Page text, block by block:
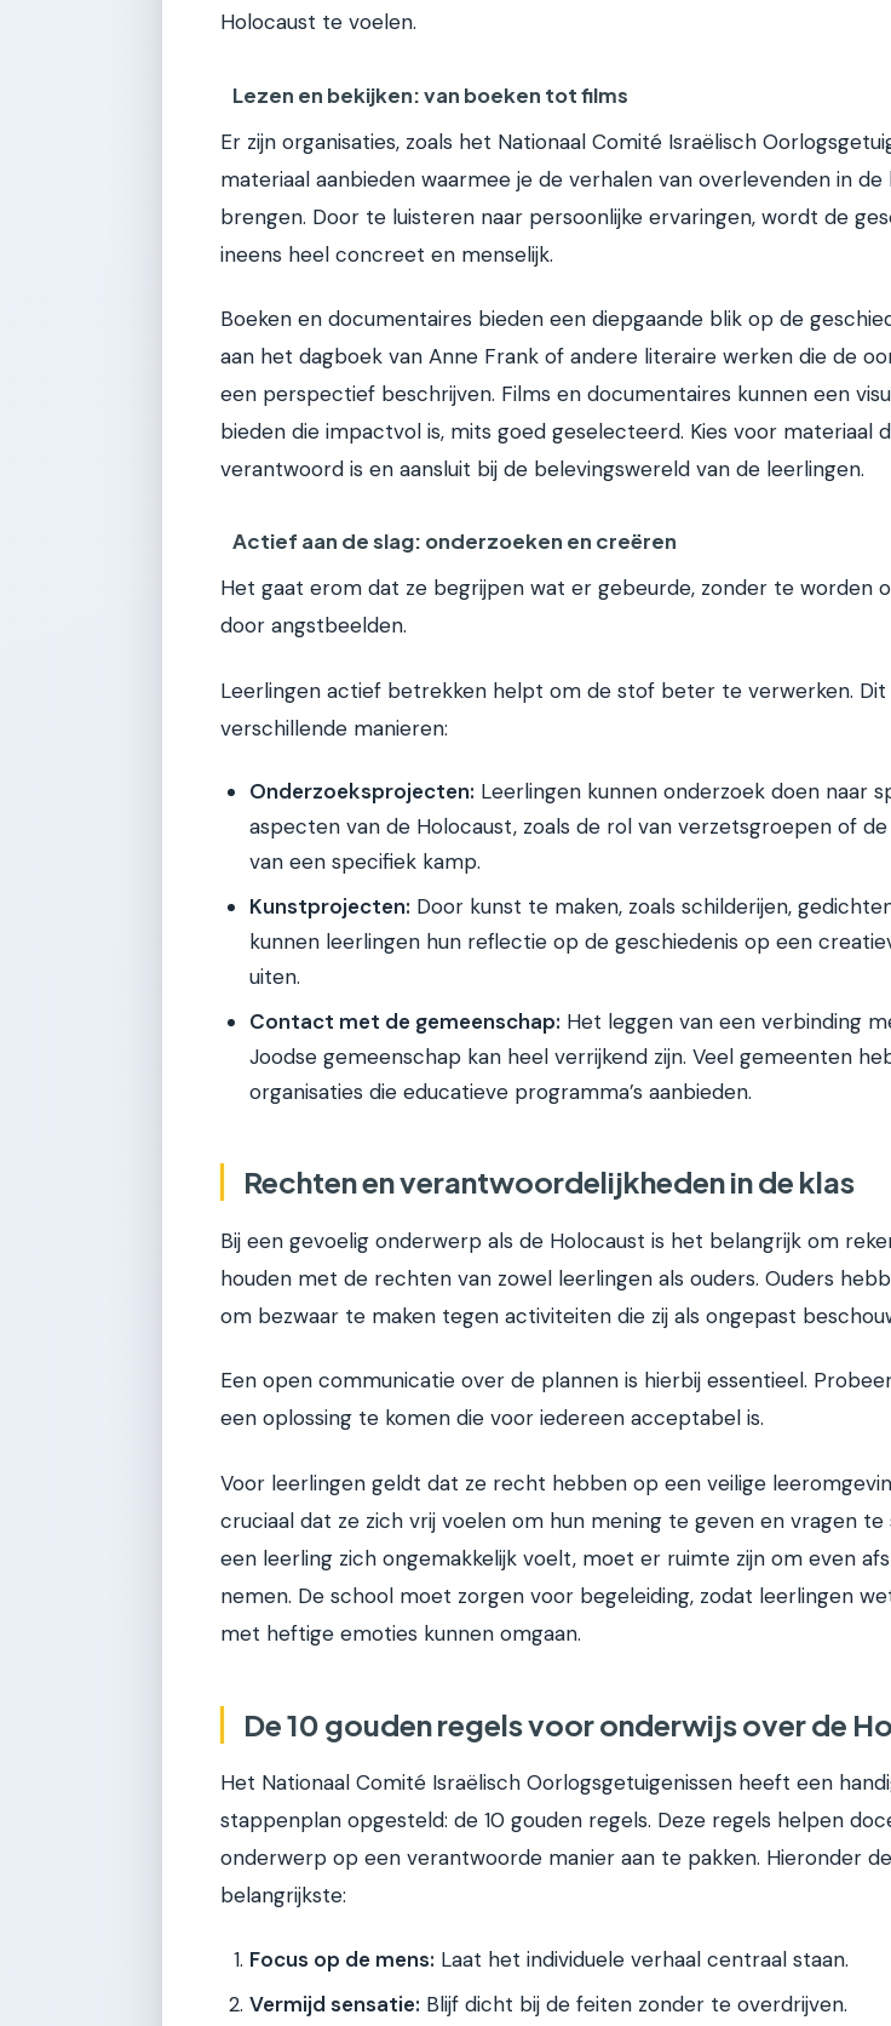
Holocaust te voelen.
Lezen en bekijken: van boeken tot films
Er zijn organisaties, zoals het Nationaal Comité Israëlisch
materiaal aanbieden waarmee je de verhalen van overlevenden in de
brengen. Door te luisteren naar persoonlijke ervaringen, wordt de
ineens heel concreet en menselijk.
Boeken en documentaires bieden een diepgaande blik op de
aan het dagboek van Anne Frank of andere literaire werken die de
een perspectief beschrijven. Films en documentaires kunnen een
bieden die impactvol is, mits goed geselecteerd. Kies voor materiaal
verantwoord is en aansluit bij de belevingswereld van de leerlingen.
Actief aan de slag: onderzoeken en creëren
Het gaat erom dat ze begrijpen wat er gebeurde, zonder te worden
door angstbeelden.
Leerlingen actief betrekken helpt om de stof beter te verwerken. Dit
verschillende manieren:
Onderzoeksprojecten: Leerlingen kunnen onderzoek doen naar
aspecten van de Holocaust, zoals de rol van verzetsgroepen of de
van een specifiek kamp.
Kunstprojecten: Door kunst te maken, zoals schilderijen,
kunnen leerlingen hun reflectie op de geschiedenis op een
uiten.
Contact met de gemeenschap: Het leggen van een verbinding
Joodse gemeenschap kan heel verrijkend zijn. Veel gemeenten
organisaties die educatieve programma’s aanbieden.
Rechten en verantwoordelijkheden in de klas
Bij een gevoelig onderwerp als de Holocaust is het belangrijk om
houden met de rechten van zowel leerlingen als ouders. Ouders
om bezwaar te maken tegen activiteiten die zij als ongepast
Een open communicatie over de plannen is hierbij essentieel.
een oplossing te komen die voor iedereen acceptabel is.
Voor leerlingen geldt dat ze recht hebben op een veilige
cruciaal dat ze zich vrij voelen om hun mening te geven en vragen te
een leerling zich ongemakkelijk voelt, moet er ruimte zijn om even
nemen. De school moet zorgen voor begeleiding, zodat leerlingen
met heftige emoties kunnen omgaan.
De 10 gouden regels voor onderwijs over de
Het Nationaal Comité Israëlisch Oorlogsgetuigenissen heeft een
stappenplan opgesteld: de 10 gouden regels. Deze regels helpen
onderwerp op een verantwoorde manier aan te pakken. Hieronder de
belangrijkste:
Focus op de mens: Laat het individuele verhaal centraal staan.
Vermijd sensatie: Blijf dicht bij de feiten zonder te overdrijven.